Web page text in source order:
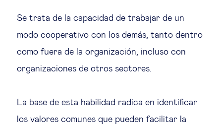
Se trata de la capacidad de trabajar de un
modo cooperativo con los demás, tanto dentro
como fuera de la organización, incluso con
organizaciones de otros sectores.
La base de esta habilidad radica en identificar
los valores comunes que pueden facilitar la